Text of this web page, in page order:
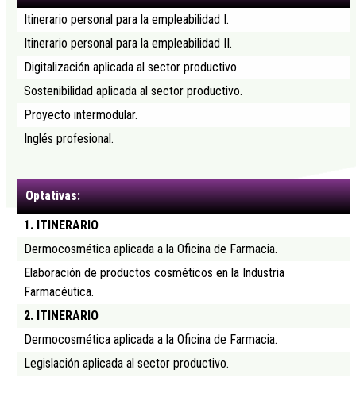
Itinerario personal para la empleabilidad I.
Itinerario personal para la empleabilidad II.
Digitalización aplicada al sector productivo.
Sostenibilidad aplicada al sector productivo.
Proyecto intermodular.
Inglés profesional.
Optativas:
1. ITINERARIO
Dermocosmética aplicada a la Oficina de Farmacia.
Elaboración de productos cosméticos en la Industria
Farmacéutica.
2. ITINERARIO
Dermocosmética aplicada a la Oficina de Farmacia.
Legislación aplicada al sector productivo.